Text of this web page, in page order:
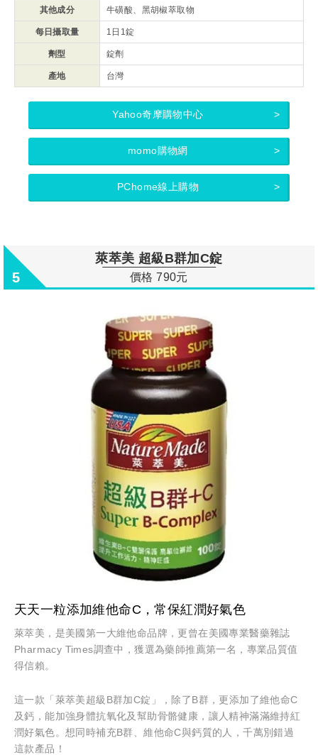
其他成分 牛磺酸、黑胡椒萃取物
每日攝取量 1日1錠
劑型 錠劑
產地 台灣
Yahoo奇摩購物中心
momo購物網
PChome線上購物
5
萊萃美 超級B群加C錠
價格 790元
天天一粒添加維他命C，常保紅潤好氣色
萊萃美，是美國第一大維他命品牌，更曾在美國專業醫藥雜誌
Pharmacy Times調查中，獲選為藥師推薦第一名，專業品質值
得信賴。
這一款「萊萃美超級B群加C錠」，除了B群，更添加了維他命C
及鈣，能加強身體抗氧化及幫助骨骼健康，讓人精神滿滿維持紅
潤好氣色。想同時補充B群、維他命C與鈣質的人，千萬別錯過
這款產品！